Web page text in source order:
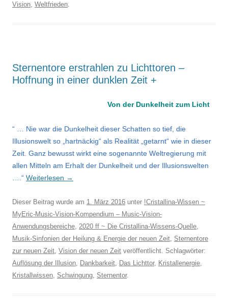
Vision, Weltfrieden.
Sternentore erstrahlen zu Lichttoren –
Hoffnung in einer dunklen Zeit +
Von der Dunkelheit zum Licht
“ … Nie war die Dunkelheit dieser Schatten so tief, die
Illusionswelt so „hartnäckig“ als Realität „getarnt“ wie in dieser
Zeit. Ganz bewusst wirkt eine sogenannte Weltregierung mit
allen Mitteln am Erhalt der Dunkelheit und der Illusionswelten
….“ Weiterlesen →
Dieser Beitrag wurde am 1. März 2016 unter !Cristallina-Wissen ~
MyEric-Music-Vision-Kompendium – Music-Vision-
Anwendungsbereiche, 2020 ff ~ Die Cristallina-Wissens-Quelle,
Musik-Sinfonien der Heilung & Energie der neuen Zeit, Sternentore
zur neuen Zeit, Vision der neuen Zeit veröffentlicht. Schlagwörter:
Auflösung der Illusion, Dankbarkeit, Das Lichttor, Kristallenergie,
Kristallwissen, Schwingung, Sternentor.